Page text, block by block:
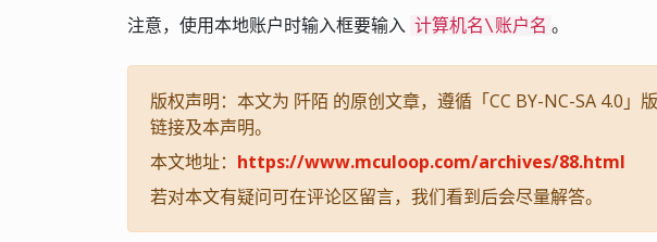
注意，使用本地账户时输入框要输入 计算机名\账户名 。
版权声明：本文为 阡陌 的原创文章，遵循「CC BY-NC-SA 4.0」
链接及本声明。
本文地址： https://www.mculoop.com/archives/88.html
若对本文有疑问可在评论区留言，我们看到后会尽量解答。